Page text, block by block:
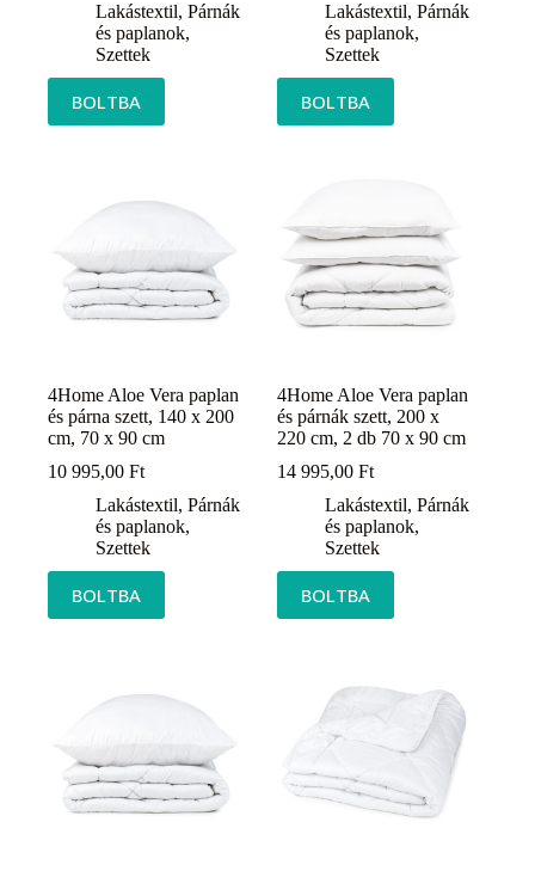
Lakástextil, Párnák
és paplanok,
Szettek
BOLTBA
Lakástextil,Párnák
és paplanok,
Szettek
BOLTBA
4Home Aloe Vera paplan
és párna szett, 140 x 200
cm, 70 x 90 cm
10 995,00 Ft
Lakástextil, Párnák
és paplanok,
Szettek
BOLTBA
4Home Aloe Vera paplan
és párnák szett, 200 x
220 cm, 2 db 70 x 90 cm
14 995,00Ft
Lakástextil,Párnák
és paplanok,
Szettek
BOLTBA